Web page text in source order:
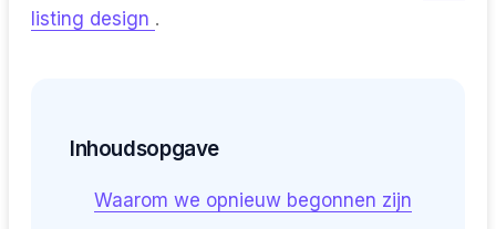
listing design .
Inhoudsopgave
Waarom we opnieuw begonnen zijn